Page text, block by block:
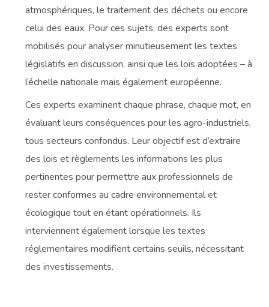
atmosphériques, le traitement des déchets ou encore
celui des eaux. Pour ces sujets, des experts sont
mobilisés pour analyser minutieusement les textes
législatifs en discussion, ainsi que les lois adoptées – à
l’échelle nationale mais également européenne.
Ces experts examinent chaque phrase, chaque mot, en
évaluant leurs conséquences pour les agro-industriels,
tous secteurs confondus. Leur objectif est d’extraire
des lois et règlements les informations les plus
pertinentes pour permettre aux professionnels de
rester conformes au cadre environnemental et
écologique tout en étant opérationnels. Ils
interviennent également lorsque les textes
réglementaires modifient certains seuils, nécessitant
des investissements.